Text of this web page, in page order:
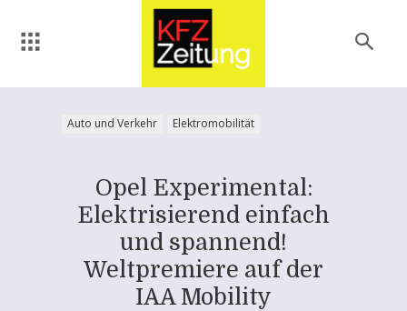
Auto und Verkehr Elektromobilität
Opel Experimental:
Elektrisierend einfach
und spannend!
Weltpremiere auf der
IAA Mobility